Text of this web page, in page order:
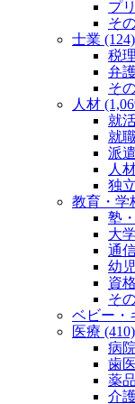
プ
そ
士業 (124)
税
弁
そ
人材
就
就
派
人
独
教育・学
塾
大
通
幼
資
そ
ベビー・
医療 (410)
病
歯
薬
介